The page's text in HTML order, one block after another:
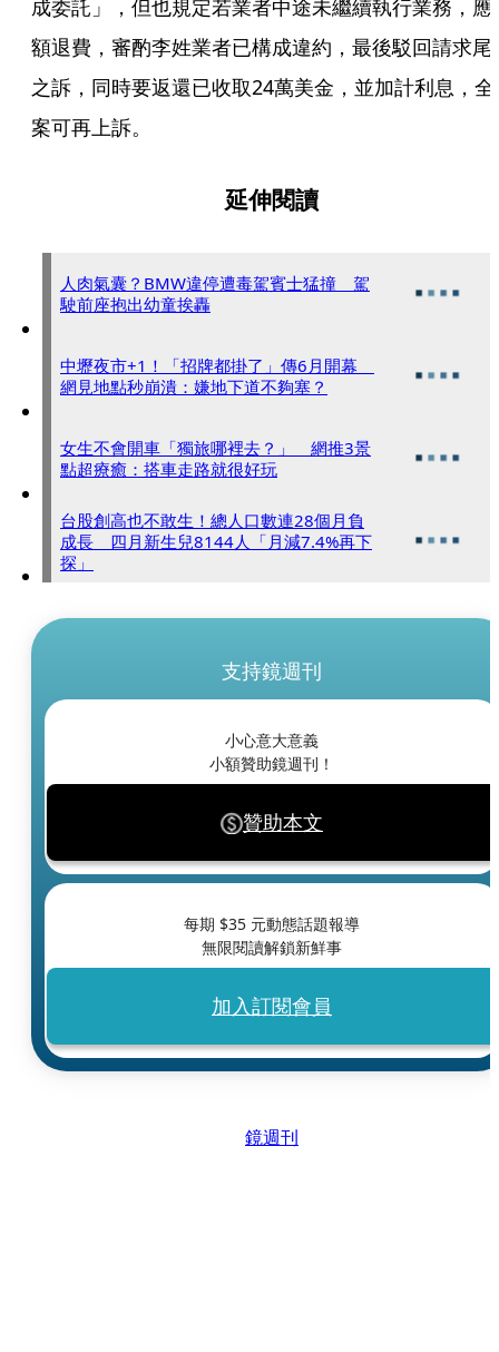
成委託」，但也規定若業者中途未繼續執行業務，應
額退費，審酌李姓業者已構成違約，最後駁回請求尾
之訴，同時要返還已收取24萬美金，並加計利息，全
案可再上訴。
延伸閱讀
人肉氣囊？BMW違停遭毒駕賓士猛撞 駕
駛前座抱出幼童挨轟
中壢夜市+1！「招牌都掛了」傳6月開幕
網見地點秒崩潰：嫌地下道不夠塞？
女生不會開車「獨旅哪裡去？」 網推3景
點超療癒：搭車走路就很好玩
台股創高也不敢生！總人口數連28個月負
成長 四月新生兒8144人「月減7.4%再下
探」
支持鏡週刊
小心意大意義
小額贊助鏡週刊！
贊助本文
每期 $35 元動態話題報導
無限閱讀解鎖新鮮事
加入訂閱會員
鏡週刊